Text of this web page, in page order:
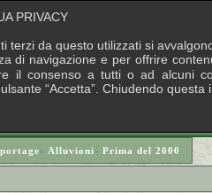
› Alluvioni› Prima del 2000
PRIVACY
terzi da questo utilizzati si
di navigazione e per offrire
il consenso a tutti o ad alcuni
“Accetta”. Chiudendo